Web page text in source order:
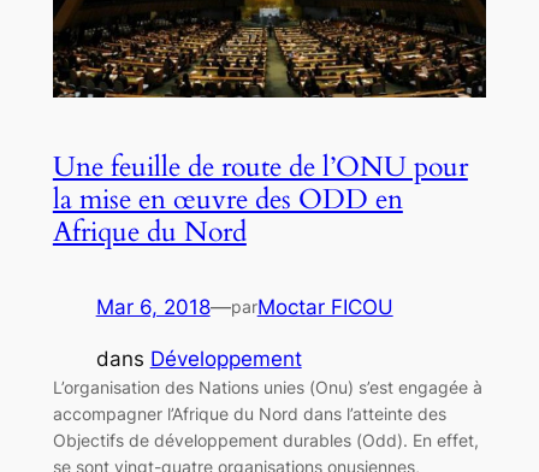
Une feuille de route de l’ONU pour
la mise en œuvre des ODD en
Afrique du Nord
Mar 6, 2018—parMoctar FICOU
dans Développement
L’organisation des Nations unies (Onu) s’est engagée à
accompagner l’Afrique du Nord dans l’atteinte des
Objectifs de développement durables (Odd). En effet,
se sont vingt-quatre organisations onusiennes,